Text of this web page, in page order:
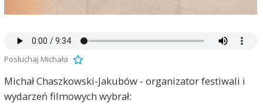
Posłuchaj Michała
Michał Chaszkowski-Jakubów - organizator festiwali i
wydarzeń filmowych wybrał: